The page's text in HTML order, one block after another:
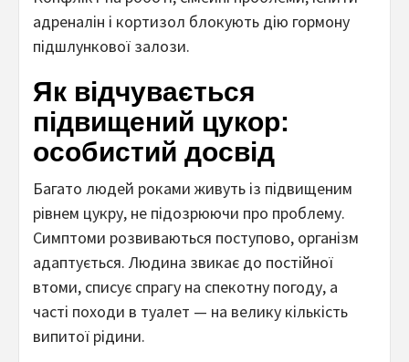
адреналін і кортизол блокують дію гормону
підшлункової залози.
Як відчувається
підвищений цукор:
особистий досвід
Багато людей роками живуть із підвищеним
рівнем цукру, не підозрюючи про проблему.
Симптоми розвиваються поступово, організм
адаптується. Людина звикає до постійної
втоми, списує спрагу на спекотну погоду, а
часті походи в туалет — на велику кількість
випитої рідини.